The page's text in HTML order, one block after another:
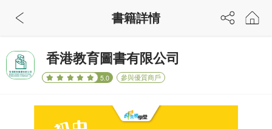
香港教育圖書有限公司
5.0 參與優質商戶
書籍詳情